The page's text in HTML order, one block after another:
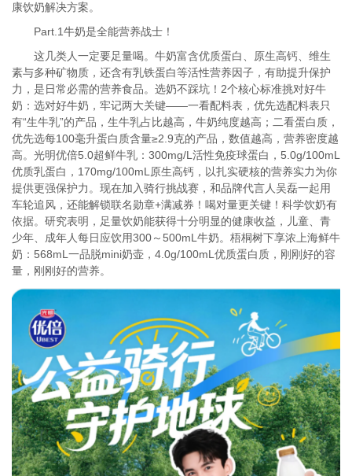
康饮奶解决方案。
Part.1牛奶是全能营养战士！
这几类人一定要足量喝。牛奶富含优质蛋白、原生高钙、维生
素与多种矿物质，还含有乳铁蛋白等活性营养因子，有助提升保护
力，是日常必需的营养食品。选奶不踩坑！2个核心标准挑对好牛
奶：选对好牛奶，牢记两大关键——一看配料表，优先选配料表只
有“生牛乳”的产品，生牛乳占比越高，牛奶纯度越高；二看蛋白质，
优先选每100毫升蛋白质含量≥2.9克的产品，数值越高，营养密度越
高。光明优倍5.0超鲜牛乳：300mg/L活性免疫球蛋白，5.0g/100mL
优质乳蛋白，170mg/100mL原生高钙，以扎实硬核的营养实力为你
提供更强保护力。现在加入骑行挑战赛，和品牌代言人吴磊一起用
车轮追风，还能解锁联名勋章+满减券！喝对量更关键！科学饮奶有
依据。研究表明，足量饮奶能获得十分明显的健康收益，儿童、青
少年、成年人每日应饮用300～500mL牛奶。梧桐树下享浓上海鲜牛
奶：568mL一品脱mini奶壶，4.0g/100mL优质蛋白质，刚刚好的容
量，刚刚好的营养。